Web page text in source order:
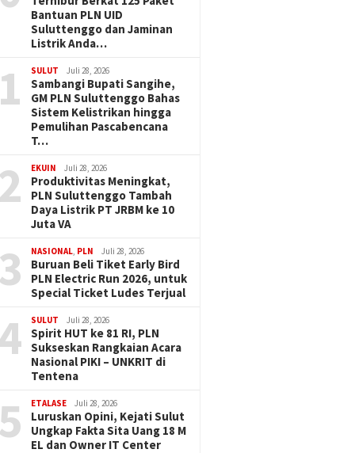
Bantuan PLN UID
Suluttenggo dan Jaminan
Listrik Anda…
SULUT Juli 28, 2026
Sambangi Bupati Sangihe,
GM PLN Suluttenggo Bahas
Sistem Kelistrikan hingga
Pemulihan Pascabencana
T…
EKUIN Juli 28, 2026
Produktivitas Meningkat,
PLN Suluttenggo Tambah
Daya Listrik PT JRBM ke 10
Juta VA
NASIONAL, PLN Juli 28, 2026
Buruan Beli Tiket Early Bird
PLN Electric Run 2026, untuk
Special Ticket Ludes Terjual
SULUT Juli 28, 2026
Spirit HUT ke 81 RI, PLN
Sukseskan Rangkaian Acara
Nasional PIKI – UNKRIT di
Tentena
ETALASE Juli 28, 2026
Luruskan Opini, Kejati Sulut
Ungkap Fakta Sita Uang 18 M
EL dan Owner IT Center